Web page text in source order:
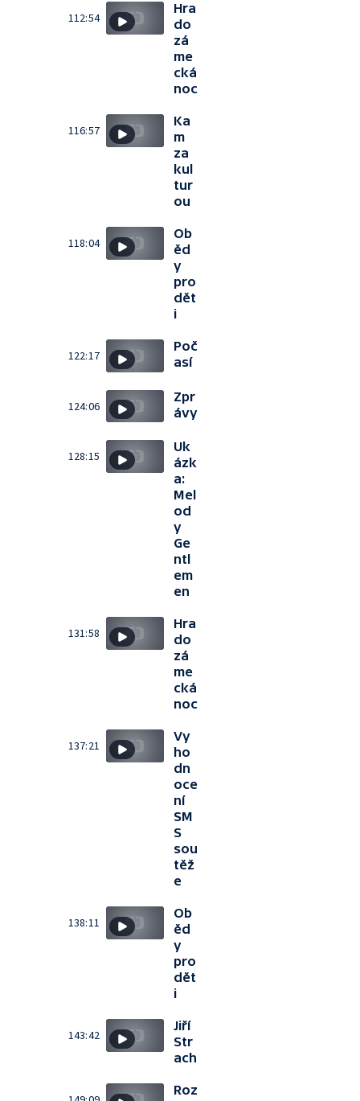
112:54
Hra
do
zá
me
cká
noc
116:57
Ka
m
za
kul
tur
ou
118:04
Ob
ěd
y
pro
dět
i
122:17
Poč
así
124:06
Zpr
ávy
128:15
Uk
ázk
a:
Mel
od
y
Ge
ntl
em
en
131:58
Hra
do
zá
me
cká
noc
137:21
Vy
ho
dn
oce
ní
SM
S
sou
těž
e
138:11
Ob
ěd
y
pro
dět
i
143:42
Jiří
Str
ach
Roz